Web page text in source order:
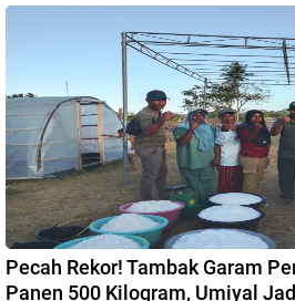
Pecah Rekor! Tambak Garam
Panen 500 Kilogram, Umiyal